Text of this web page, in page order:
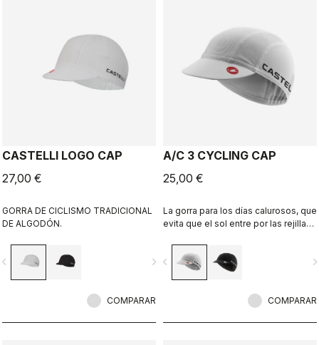
CASTELLI LOGO CAP
27,00 €
GORRA DE CICLISMO TRADICIONAL
DE ALGODÓN.
navigate_next
COMPARAR
A/C 3 CYCLING CAP
25,00 €
La gorra para los días calurosos, que
evita que el sol entre por las rejillas
navigate_before
COMPARAR